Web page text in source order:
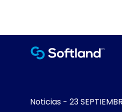
Noticias - 23